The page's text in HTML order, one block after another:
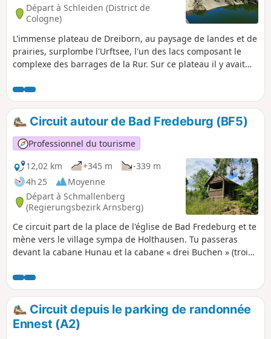
Départ à Schleiden (District de
Cologne)
L'immense plateau de Dreiborn, au paysage de landes et de
prairies, surplombe l'Urftsee, l'un des lacs composant le
complexe des barrages de la Rur. Sur ce plateau il y avait
et l'école. À l'Est de ce plateau, en rive gauche de l'Urft, se
trouve Vogelsang, une forteresse "moderne" construite par
le régime du Troisième Reich. Avant la guerre, cet immense
complexe servait de lieu de formation prestigieux pour la
future élite nazie. Après la guerre, le site sera occupé
successivement par les armées britannique et belge
pendant plusieurs décennies. Aujourd'hui, Vogelsang a été
renommé en Vogelsang Internationaler Platz et est devenu
un centre international de mémoire qui retrace non
seulement les faits historiques de l'époque nazie, mais
aborde aussi des considérations, messages et réflexions
ayant trait à la vie sociale actuelle.
Circuit autour de Bad Fredeburg (BF5)
Professionnel du tourisme
12,02 km
+345 m
-339 m
4h 25
Moyenne
Départ à Schmallenberg
(Regierungsbezirk Arnsberg)
Ce circuit part de la place de l'église de Bad Fredeburg et te
mène vers le village sympa de Holthausen. Tu passeras
devant la cabane Hunau et la cabane « drei Buchen » (trois
Fredeburg.
Circuit depuis le parking de randonnée
Ennest (A2)